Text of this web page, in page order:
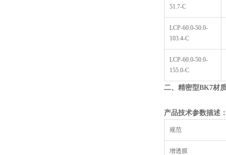
51.7-C
LCP-60.0-50.0-
103.4-C
LCP-60.0-50.0-
155.0-C
二、精密型BK7材
产品技术参数描述
规范
增透膜